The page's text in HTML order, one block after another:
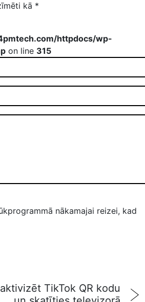
kā *
httpdocs/wp-
on line 315
nākamajai reizei, kad
TikTok QR kodu